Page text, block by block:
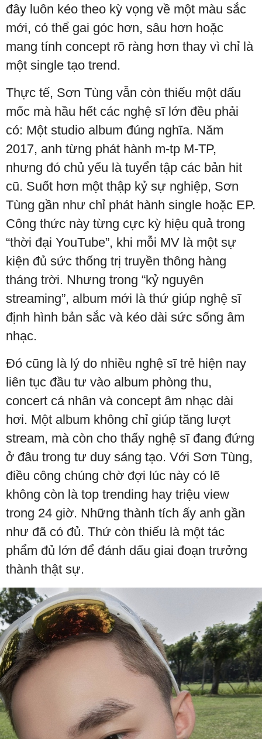
đây luôn kéo theo kỳ vọng về một màu sắc
mới, có thể gai góc hơn, sâu hơn hoặc
mang tính concept rõ ràng hơn thay vì chỉ là
một single tạo trend.
Thực tế, Sơn Tùng vẫn còn thiếu một dấu
mốc mà hầu hết các nghệ sĩ lớn đều phải
có: Một studio album đúng nghĩa. Năm
2017, anh từng phát hành m-tp M-TP,
nhưng đó chủ yếu là tuyển tập các bản hit
cũ. Suốt hơn một thập kỷ sự nghiệp, Sơn
Tùng gần như chỉ phát hành single hoặc EP.
Công thức này từng cực kỳ hiệu quả trong
“thời đại YouTube”, khi mỗi MV là một sự
kiện đủ sức thống trị truyền thông hàng
tháng trời. Nhưng trong “kỷ nguyên
streaming”, album mới là thứ giúp nghệ sĩ
định hình bản sắc và kéo dài sức sống âm
nhạc.
Đó cũng là lý do nhiều nghệ sĩ trẻ hiện nay
liên tục đầu tư vào album phòng thu,
concert cá nhân và concept âm nhạc dài
hơi. Một album không chỉ giúp tăng lượt
stream, mà còn cho thấy nghệ sĩ đang đứng
ở đâu trong tư duy sáng tạo. Với Sơn Tùng,
điều công chúng chờ đợi lúc này có lẽ
không còn là top trending hay triệu view
trong 24 giờ. Những thành tích ấy anh gần
như đã có đủ. Thứ còn thiếu là một tác
phẩm đủ lớn để đánh dấu giai đoạn trưởng
thành thật sự.